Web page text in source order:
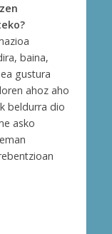
baina,
gustura
ahoz aho
beldurra dio
asko